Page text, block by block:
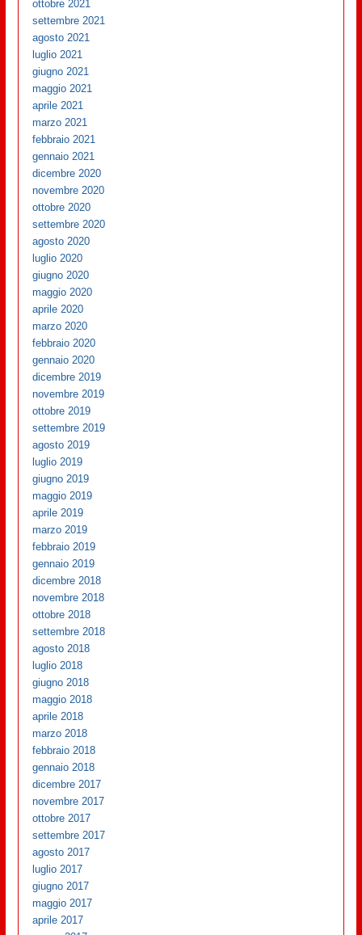
ottobre 2021
settembre 2021
agosto 2021
luglio 2021
giugno 2021
maggio 2021
aprile 2021
marzo 2021
febbraio 2021
gennaio 2021
dicembre 2020
novembre 2020
ottobre 2020
settembre 2020
agosto 2020
luglio 2020
giugno 2020
maggio 2020
aprile 2020
marzo 2020
febbraio 2020
gennaio 2020
dicembre 2019
novembre 2019
ottobre 2019
settembre 2019
agosto 2019
luglio 2019
giugno 2019
maggio 2019
aprile 2019
marzo 2019
febbraio 2019
gennaio 2019
dicembre 2018
novembre 2018
ottobre 2018
settembre 2018
agosto 2018
luglio 2018
giugno 2018
maggio 2018
aprile 2018
marzo 2018
febbraio 2018
gennaio 2018
dicembre 2017
novembre 2017
ottobre 2017
settembre 2017
agosto 2017
luglio 2017
giugno 2017
maggio 2017
aprile 2017